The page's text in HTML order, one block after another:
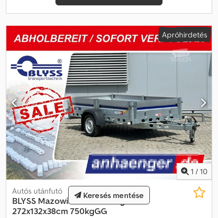
következő címen is:
=.=.=.=.=.=.=.=.=.=.=.=.=.=.=.=.=.=.=.=.=.=.=.=.=.=.=.=.=.=.=.=. =.=.=.=.=. Itt
is egyeztetés alapján megrendelheti a kívánt pótkocsit és
tartozékokat: B L Y S S transporttechnik GmbH Burenkamp 18-20
46286 Dorsten-Wulfen Tel.: .:.:.:.:.:.:.:.:.:.:.:.:.:.:.:.:.:.:.:.:.:.:.:.:.:.:.:.:.:.:.:.:
.:.:.:.:.:.:.:.:.:.:.:.:.:.:.:.:.:.:.:.:.:.:.:.:.:.:.:.: B L Y S S transporttechnik GmbH
Sonnenbergstr. 5a 38723 Seesen Tel.:
=.=.=.=.=.=.=.=.=.=.=.=.=.=.=.=.=.=.=.=.=.=.=.=.=.=.=.=.=.=.=.=. =.=.=.=.=. A
képek nem feltétlenül tükrözik a szabványos felszereltséget, a
műszaki változtatások (pl. gumiabroncs méretek) fenntartva.
Apróhirdetés
1 / 10
Autós utánfutó
BLYSS Mazowia PKW Anhänger
272x132x38cm 750kgGG
Keresés mentése